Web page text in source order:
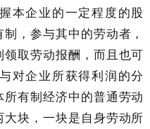
本企业的一定程度的股
，参与其中的劳动者，
取劳动报酬，而且也可
对企业所获得利润的分
有制经济中的普通劳动
块，一块是自身劳动所